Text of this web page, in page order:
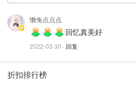
懒兔点点点
回忆真美好
2022-03-30 · 回复
折扣排行榜